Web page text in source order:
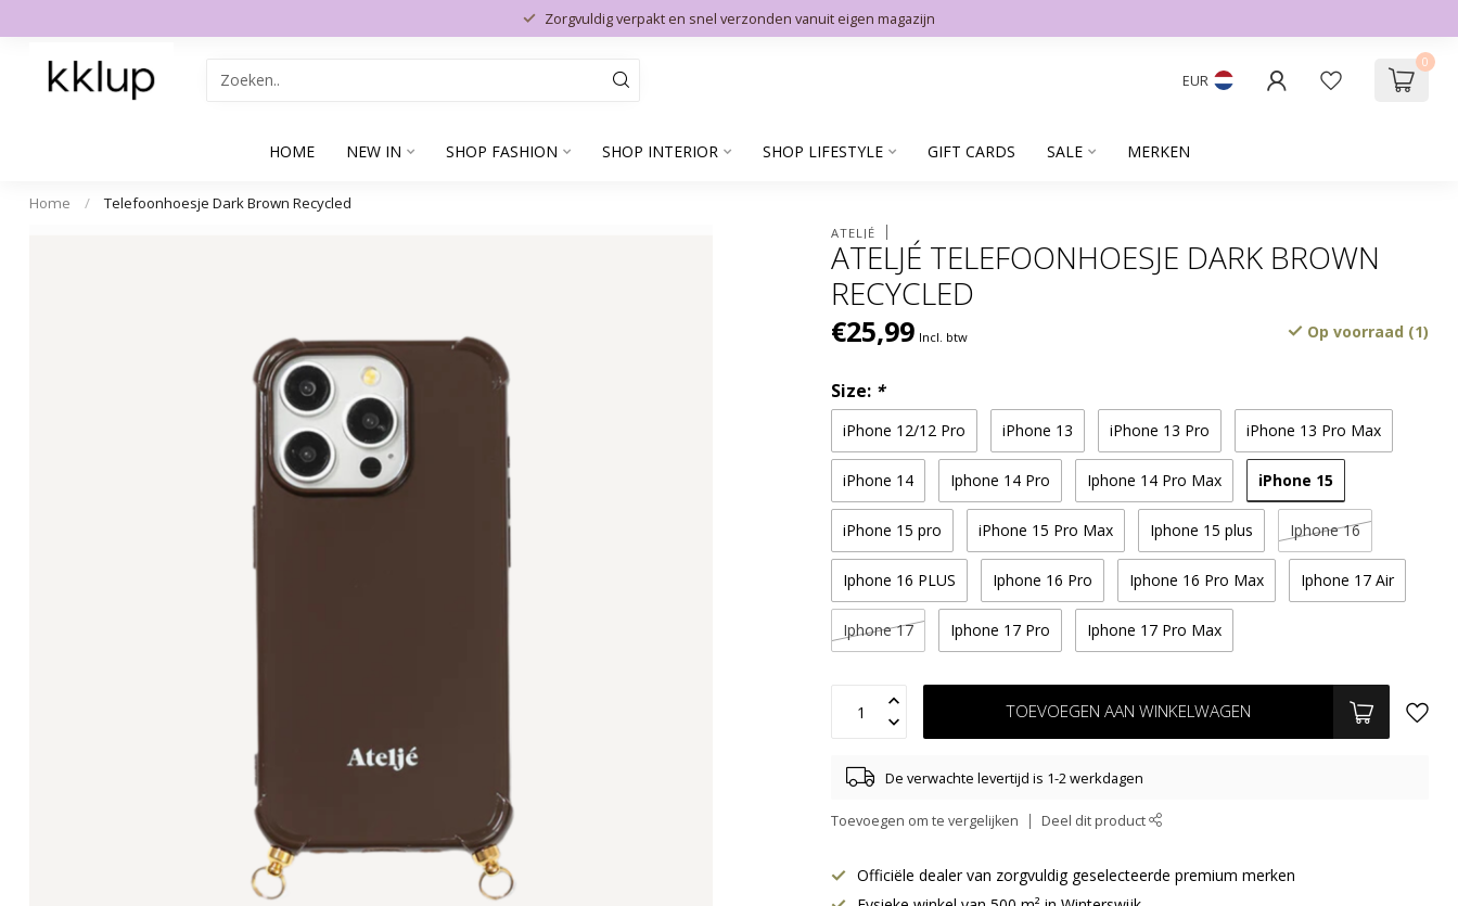
Zorgvuldig verpakt en snel verzonden vanuit eigen magazijn
EUR
0
HOME NEW IN SHOP FASHION SHOP INTERIOR SHOP LIFESTYLE GIFT CARDS SALE MERKEN
Home / Telefoonhoesje Dark Brown Recycled
ATELJÉ
ATELJÉ TELEFOONHOESJE DARK BROWN
RECYCLED
€25,99 Incl. btw Op voorraad (1)
Size: *
iPhone 12/12 Pro iPhone 13 iPhone 13 Pro iPhone 13 Pro Max
iPhone 14 Iphone 14 Pro Iphone 14 Pro Max iPhone 15
iPhone 15 pro iPhone 15 Pro Max Iphone 15 plus Iphone 16
Iphone 16 PLUS Iphone 16 Pro Iphone 16 Pro Max Iphone 17 Air
Iphone 17 Iphone 17 Pro Iphone 17 Pro Max
TOEVOEGEN AAN WINKELWAGEN
De verwachte levertijd is 1-2 werkdagen
Toevoegen om te vergelijken Deel dit product
Officiële dealer van zorgvuldig geselecteerde premium merken